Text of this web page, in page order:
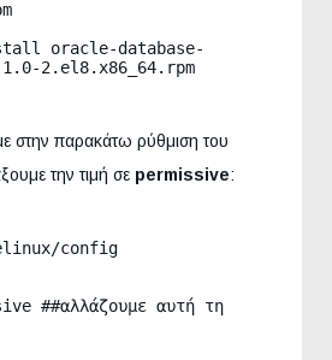
oracle-database-
στην παρακάτω ρύθμιση του
την τιμή σε permissive:
config
##αλλάζουμε αυτή τη